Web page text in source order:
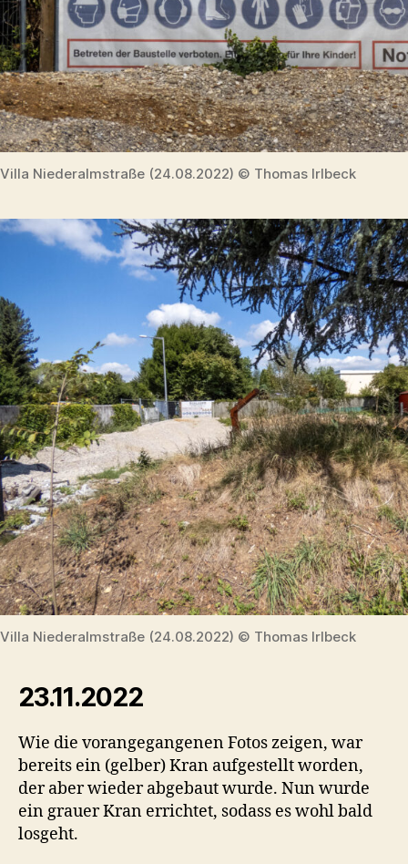
Villa Niederalmstraße (24.08.2022) © Thomas Irlbeck
Villa Niederalmstraße (24.08.2022) © Thomas Irlbeck
23.11.2022
Wie die vorangegangenen Fotos zeigen, war
bereits ein (gelber) Kran aufgestellt worden,
der aber wieder abgebaut wurde. Nun wurde
ein grauer Kran errichtet, sodass es wohl bald
losgeht.